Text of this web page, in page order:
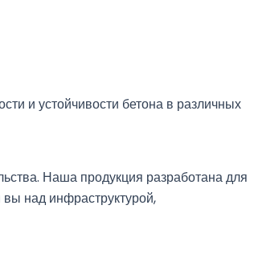
и устойчивости бетона в различных
Наша продукция разработана для
вы над инфраструктурой,